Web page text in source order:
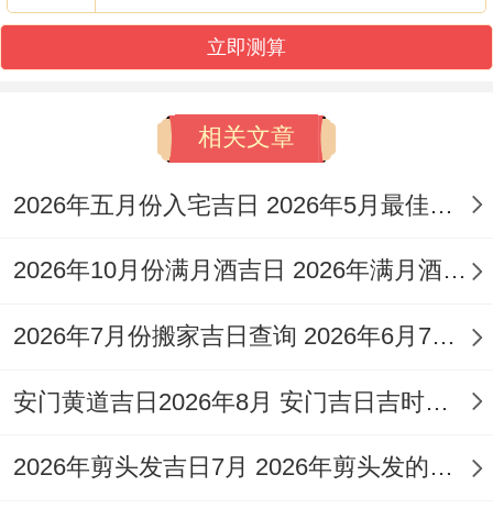
适合人群：希望快速完成修葺事务的家庭...
拆开看:此日虽为朱雀黑道日...但安葬吉日指
数同样为100分...鸡日冲兔，属兔者应避开
此日，九星四緑招摇星主事，需注意西南方
位！
日期:6月5日
车、拆卸、 修造、入宅、移徙、安葬等。
吉时:辰时（7:00-8:59）、巳时（9:00-10：
立即测算
相关文章
2026年五月份入宅吉日 2026年5月最佳的入宅吉日一览表
2026年10月份满月酒吉日 2026年满月酒吉日查询
2026年7月份搬家吉日查询 2026年6月7号搬家
安门黄道吉日2026年8月 安门吉日吉时查询大全2026年8月好日子
2026年剪头发吉日7月 2026年剪头发的黄道吉日